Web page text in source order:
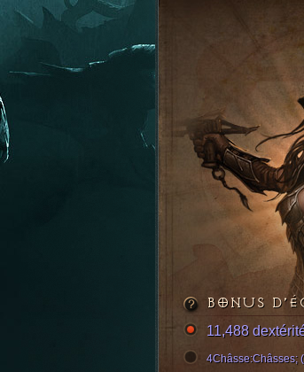
BONUS
11,488
4Châsse:Châsses;